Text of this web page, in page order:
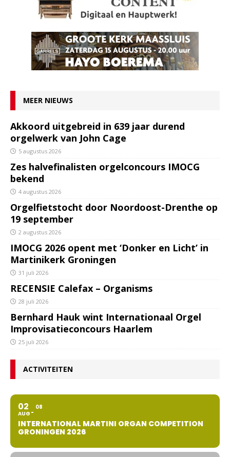
MEER NIEUWS
Akkoord uitgebreid in 639 jaar durend
orgelwerk van John Cage
5 augustus 2026
Zes halvefinalisten orgelconcours IMOCG
bekend
4 augustus 2026
Orgelfietstocht door Noordoost-Drenthe op
19 september
2 augustus 2026
IMOCG 2026 opent met ‘Donker en Licht’ in
Martinikerk Groningen
31 juli 2026
RECENSIE Calefax – Organisms
28 juli 2026
Bernhard Hauk wint Internationaal Orgel
Improvisatieconcours Haarlem
25 juli 2026
ACTIVITEITEN
02
AUG
08
INTERNATIONAL MARTINI ORGAN COMPETITION
GRONINGEN 2026